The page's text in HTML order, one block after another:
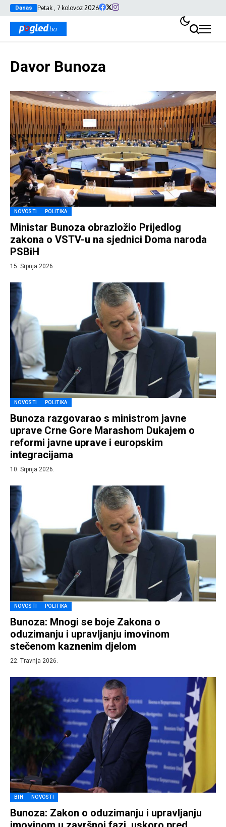
Danas Petak , 7 kolovoz 2026
Davor Bunoza
NOVOSTI POLITIKA
Ministar Bunoza obrazložio Prijedlog
zakona o VSTV-u na sjednici Doma naroda
PSBiH
15. Srpnja 2026.
NOVOSTI POLITIKA
Bunoza razgovarao s ministrom javne
uprave Crne Gore Marashom Dukajem o
reformi javne uprave i europskim
integracijama
10. Srpnja 2026.
NOVOSTI POLITIKA
Bunoza: Mnogi se boje Zakona o
oduzimanju i upravljanju imovinom
stečenom kaznenim djelom
22. Travnja 2026.
BIH NOVOSTI
Bunoza: Zakon o oduzimanju i upravljanju